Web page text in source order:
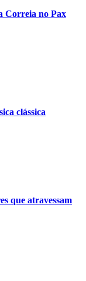
Correia no Pax
clássica
que atravessam